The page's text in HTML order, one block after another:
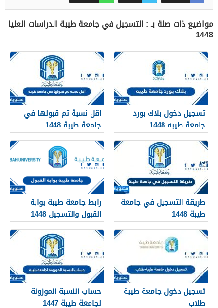
مواضيع ذات صلة بـ : التسجيل في جامعة طيبة الدراسات العليا
1448
تسجيل دخول بلاك بورد
جامعة طيبه 1448
اقل نسبة تم قبولها في
جامعة طيبة 1448
طريقة التسجيل في جامعة
طيبة 1448
رابط جامعة طيبة بوابة
القبول والتسجيل 1448
للاستعلام عن نتائج القبول
تسجيل دخول جامعة طيبة
طلاب
حساب النسبة الموزونة
لجامعة طيبة 1447